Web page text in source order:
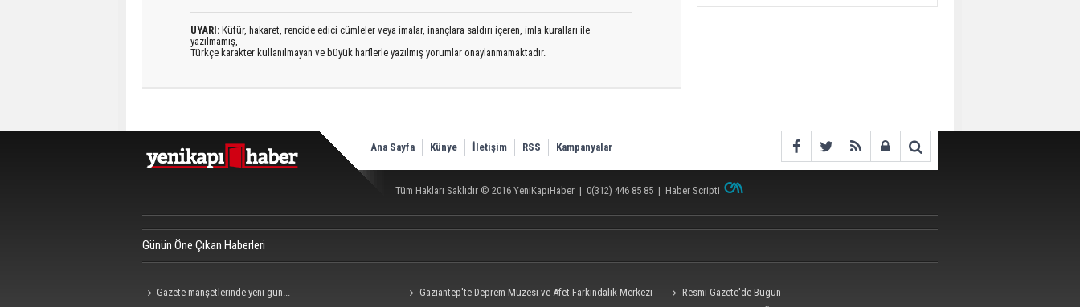
UYARI: Küfür, hakaret, rencide edici cümleler veya imalar, inançlara saldırı içeren, imla kuralları ile
yazılmamış,
Türkçe karakter kullanılmayan ve büyük harflerle yazılmış yorumlar onaylanmamaktadır.
Ana Sayfa Künye İletişim RSS Kampanyalar
Tüm Hakları Saklıdır © 2016 YeniKapıHaber | 0(312) 446 85 85 | Haber Scripti
Günün Öne Çıkan Haberleri
Gazete manşetlerinde yeni gün...
Gaziantep'te Deprem Müzesi ve Afet Farkındalık Merkezi
Resmi Gazete'de Bugün